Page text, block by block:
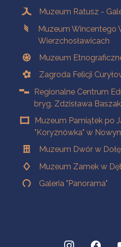
Muzeum Ratusz -
Muzeum Wincentego
Wierzchosławicach
Muzeum
Zagroda Felicji
Regionalne Centrum
bryg. Zdzisława
Muzeum Pamiątek po
"Koryznówka" w
Muzeum Dwór w
Muzeum Zamek w
Galeria "Panorama"